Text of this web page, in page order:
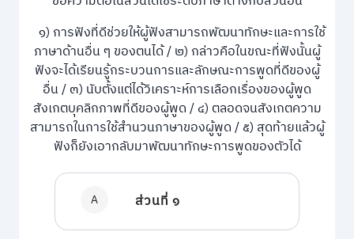
๑) การฟังที่ดีช่วยให้ผู้ฟังสามารถพัฒนาทักษะและการใช้
ภาษาด้านอื่น ๆ ของตนได้ / ๒) กล่าวคือในขณะที่ฟังนั้นผู้
ฟังจะได้เรียนรู้กระบวนการและลักษณะการพูดที่ดีของผู้
อื่น / ๓) นับตั้งแต่ได้วิเคราะห์การเลือกเรื่องของผู้พูด
สังเกตบุคลิกภาพที่ดีของผู้พูด / ๔) ตลอดจนสังเกตความ
สามารถในการใช้สำนวนภาษาของผู้พูด / ๕) สุดท้ายแล้วผู้
ฟังก็ยังเอากลับมาพัฒนาทักษะการพูดของตัวได้
A ส่วนที่ ๑